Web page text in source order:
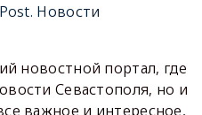
Новости
новостной портал, где
Севастополя, но и
важное и интересное,